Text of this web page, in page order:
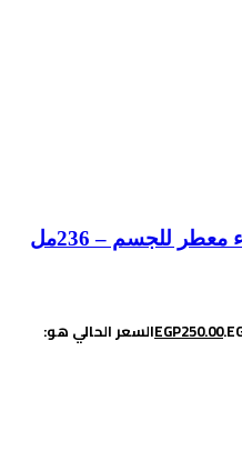
بودى ميست مجوهرات للنساء معطر للجسم – 236مل
EGP250.00
السعر الحالي هو: